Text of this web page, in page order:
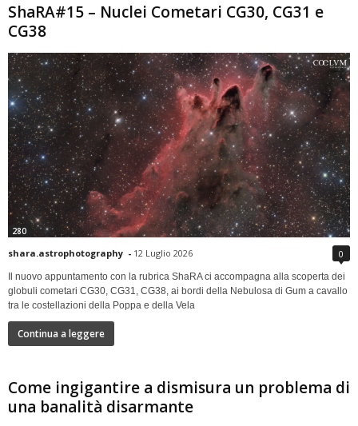
ShaRA#15 – Nuclei Cometari CG30, CG31 e
CG38
280
shara.astrophotography - 12 Luglio 2026 0
Il nuovo appuntamento con la rubrica ShaRA ci accompagna alla scoperta dei
globuli cometari CG30, CG31, CG38, ai bordi della Nebulosa di Gum a cavallo
tra le costellazioni della Poppa e della Vela
Continua a leggere
Come ingigantire a dismisura un problema di
una banalità disarmante